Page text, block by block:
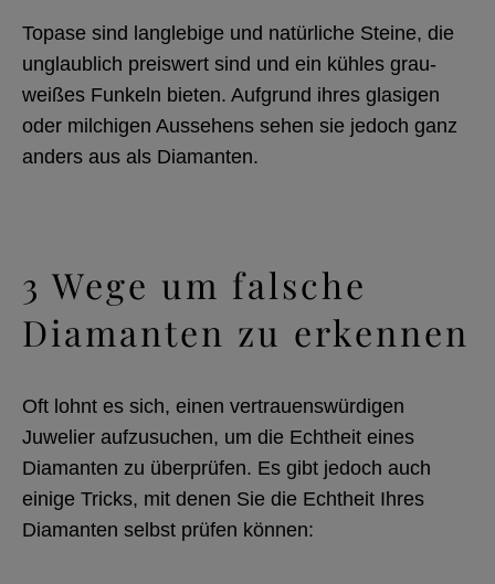
Topase sind langlebige und natürliche Steine, die
unglaublich preiswert sind und ein kühles grau-
weißes Funkeln bieten. Aufgrund ihres glasigen
oder milchigen Aussehens sehen sie jedoch ganz
anders aus als Diamanten.
3 Wege um falsche
Diamanten zu erkennen
Oft lohnt es sich, einen vertrauenswürdigen
Juwelier aufzusuchen, um die Echtheit eines
Diamanten zu überprüfen. Es gibt jedoch auch
einige Tricks, mit denen Sie die Echtheit Ihres
Diamanten selbst prüfen können: